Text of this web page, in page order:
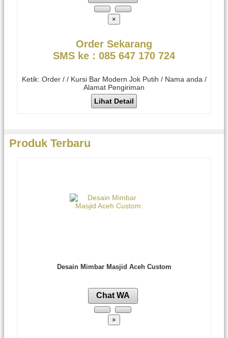
×
Order Sekarang
SMS ke : 085 647 170 724
Ketik: Order / / Kursi Bar Modern Jok Putih / Nama anda /
Alamat Pengiriman
Lihat Detail
Produk Terbaru
Desain Mimbar Masjid Aceh Custom
Chat WA
×